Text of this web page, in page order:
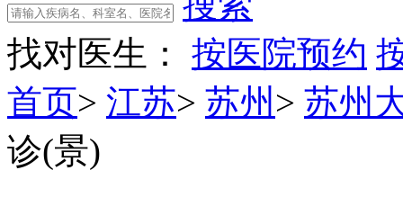
找对医生：
按医院预约
首页> 江苏> 苏州 > 苏州
诊(景)